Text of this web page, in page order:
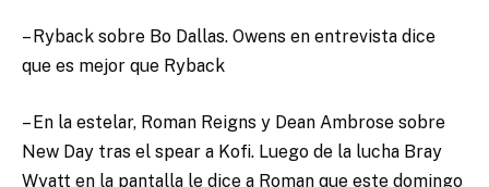
– Ryback sobre Bo Dallas. Owens en entrevista dice
que es mejor que Ryback
– En la estelar, Roman Reigns y Dean Ambrose sobre
New Day tras el spear a Kofi. Luego de la lucha Bray
Wyatt en la pantalla le dice a Roman que este domingo